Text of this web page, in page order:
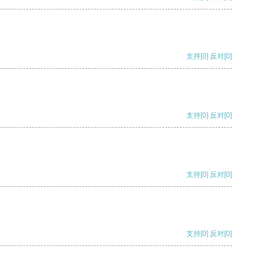
支持[0] 反对[0]
支持[0] 反对[0]
支持[0] 反对[0]
支持[0] 反对[0]